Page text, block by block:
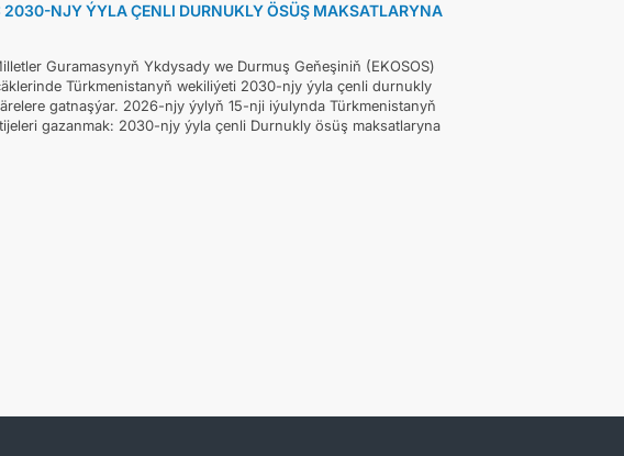
NJY ÝYLA ÇENLI DURNUKLY ÖSÜŞ MAKSATLARYNA
Guramasynyň Ykdysady we Durmuş Geňeşiniň (EKOSOS)
Türkmenistanyň wekiliýeti 2030-njy ýyla çenli durnukly
gatnaşýar. 2026-njy ýylyň 15-nji iýulynda Türkmenistanyň
gazanmak: 2030-njy ýyla çenli Durnukly ösüş maksatlaryna